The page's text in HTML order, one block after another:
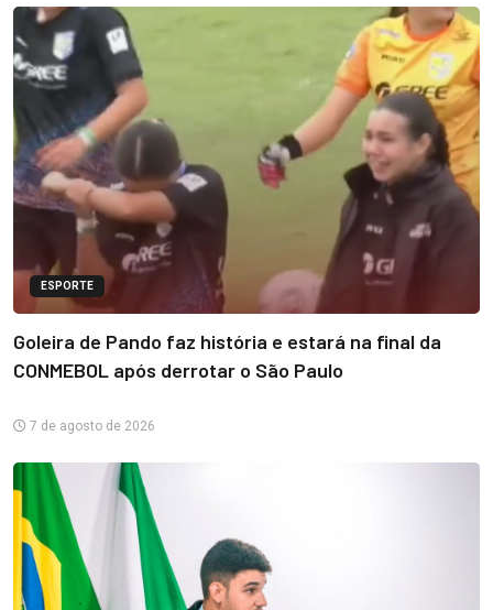
ESPORTE
Goleira de Pando faz história e estará na final da
CONMEBOL após derrotar o São Paulo
7 de agosto de 2026